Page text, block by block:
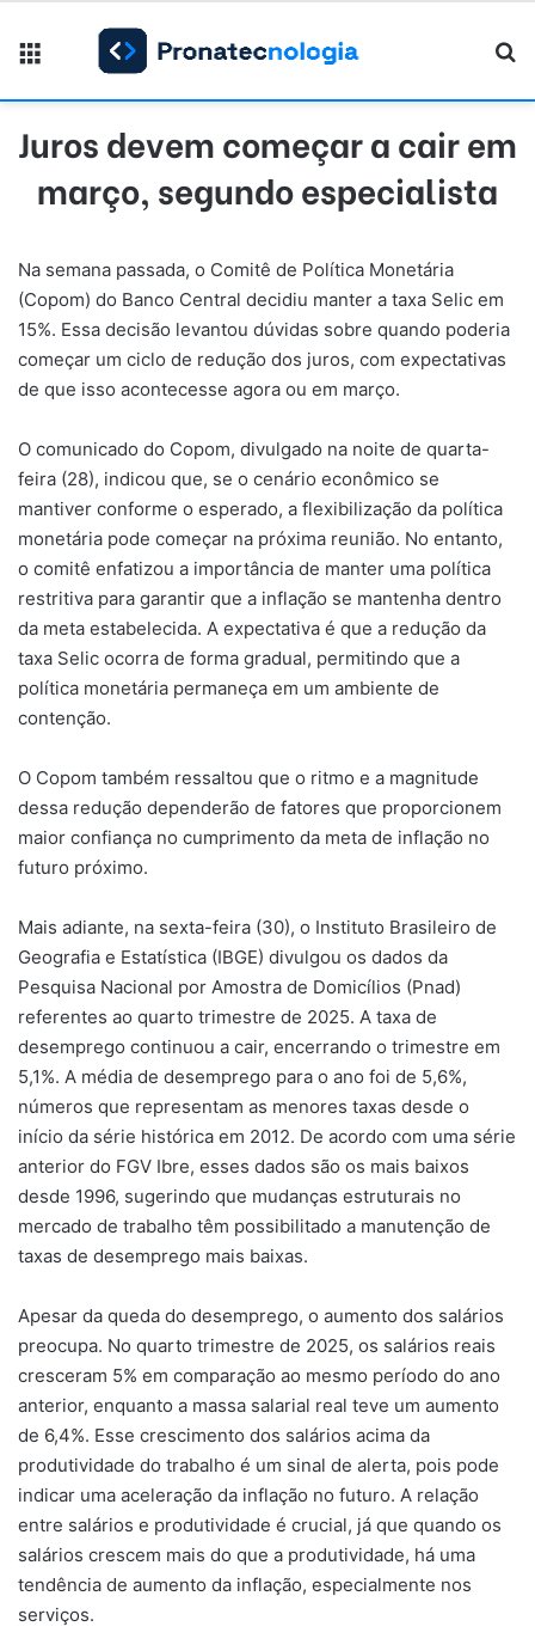
Juros devem começar a cair em
março, segundo especialista
Na semana passada, o Comitê de Política Monetária
(Copom) do Banco Central decidiu manter a taxa Selic em
15%. Essa decisão levantou dúvidas sobre quando poderia
começar um ciclo de redução dos juros, com expectativas
de que isso acontecesse agora ou em março.
O comunicado do Copom, divulgado na noite de quarta-
feira (28), indicou que, se o cenário econômico se
mantiver conforme o esperado, a flexibilização da política
monetária pode começar na próxima reunião. No entanto,
o comitê enfatizou a importância de manter uma política
restritiva para garantir que a inflação se mantenha dentro
da meta estabelecida. A expectativa é que a redução da
taxa Selic ocorra de forma gradual, permitindo que a
política monetária permaneça em um ambiente de
contenção.
O Copom também ressaltou que o ritmo e a magnitude
dessa redução dependerão de fatores que proporcionem
maior confiança no cumprimento da meta de inflação no
futuro próximo.
Mais adiante, na sexta-feira (30), o Instituto Brasileiro de
Geografia e Estatística (IBGE) divulgou os dados da
Pesquisa Nacional por Amostra de Domicílios (Pnad)
referentes ao quarto trimestre de 2025. A taxa de
desemprego continuou a cair, encerrando o trimestre em
5,1%. A média de desemprego para o ano foi de 5,6%,
números que representam as menores taxas desde o
início da série histórica em 2012. De acordo com uma série
anterior do FGV Ibre, esses dados são os mais baixos
desde 1996, sugerindo que mudanças estruturais no
mercado de trabalho têm possibilitado a manutenção de
taxas de desemprego mais baixas.
Apesar da queda do desemprego, o aumento dos salários
preocupa. No quarto trimestre de 2025, os salários reais
cresceram 5% em comparação ao mesmo período do ano
anterior, enquanto a massa salarial real teve um aumento
de 6,4%. Esse crescimento dos salários acima da
produtividade do trabalho é um sinal de alerta, pois pode
indicar uma aceleração da inflação no futuro. A relação
entre salários e produtividade é crucial, já que quando os
salários crescem mais do que a produtividade, há uma
tendência de aumento da inflação, especialmente nos
serviços.